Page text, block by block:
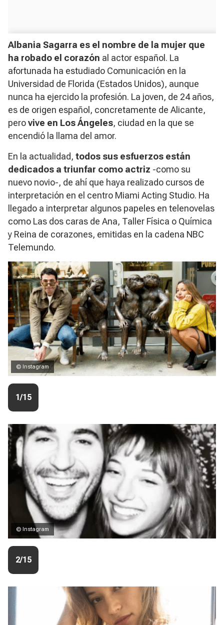
Albania Sagarra es el nombre de la mujer que
ha robado el corazón al actor español. La
afortunada ha estudiado Comunicación en la
Universidad de Florida (Estados Unidos), aunque
nunca ha ejercido la profesión. La joven, de 24 años,
es de origen español, concretamente de Alicante,
perovive en Los Ángeles, ciudad en la que se
encendió la llama del amor.
En la actualidad, todos sus esfuerzos están
dedicados a triunfar como actriz -como su
nuevo novio-, de ahí que haya realizado cursos de
interpretación en el centro Miami Acting Studio. Ha
llegado a interpretar algunos papeles en telenovelas
como Las dos caras de Ana, Taller Física o Química
y Reina de corazones, emitidas en la cadena NBC
Telemundo.
© Instagram
1/15
© Instagram
2/15